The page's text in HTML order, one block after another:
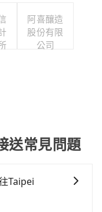
阿喜釀造
股份有限
公司
常見問題
Taipei